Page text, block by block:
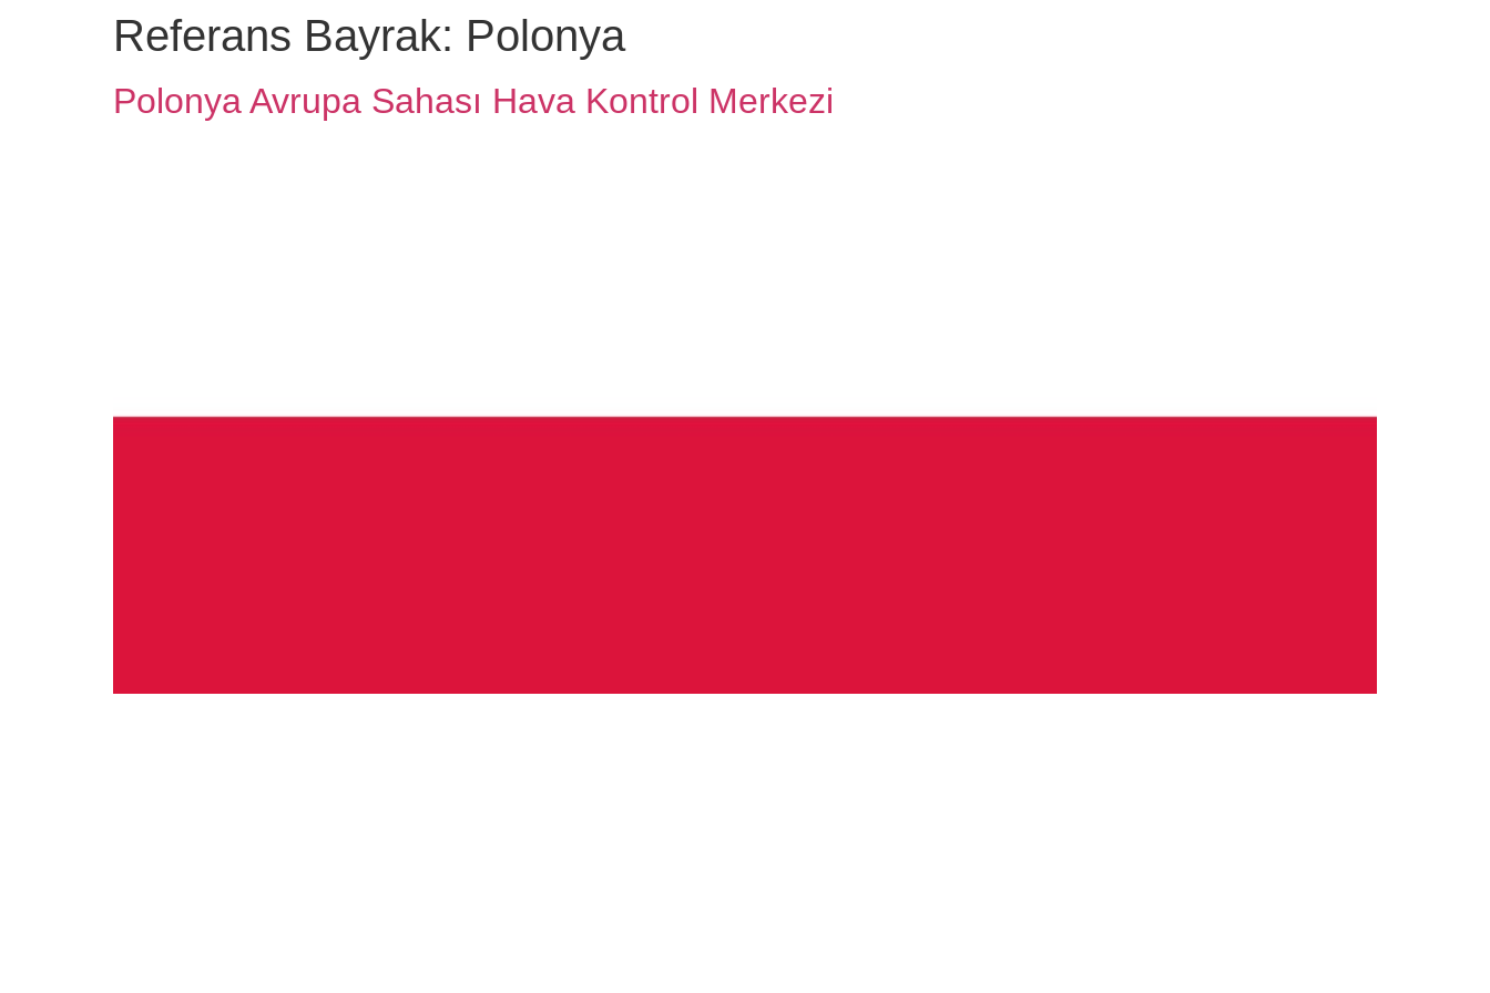
Referans Bayrak: Polonya
Polonya Avrupa Sahası Hava Kontrol Merkezi